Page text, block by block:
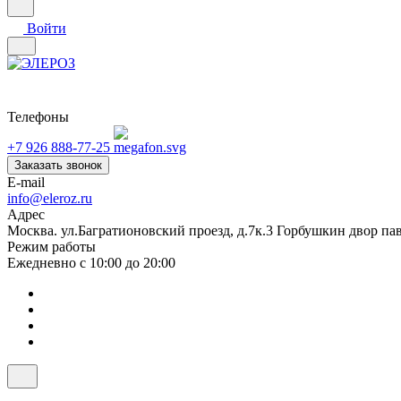
Войти
Телефоны
+7 926 888-77-25
Заказать звонок
E-mail
info@eleroz.ru
Адрес
Москва. ул.Багратионовский проезд, д.7к.3 Горбушкин двор
Режим работы
Ежедневно с 10:00 до 20:00